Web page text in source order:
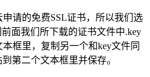
请的免费SSL证书，所以我们选
面我们所下载的证书文件中.key
框里，复制另一个和key文件同
第二个文本框里并保存。